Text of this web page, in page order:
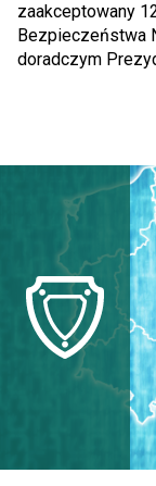
zaakceptowany
Bezpieczeństwa
doradczym